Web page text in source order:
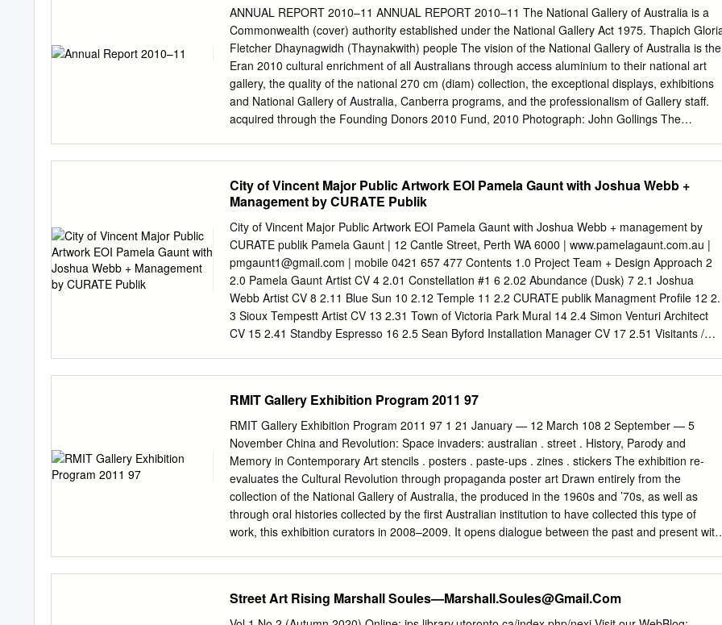
Daniel Mittmann, Lorena Cabrera, Rafo Vera, Fros, Rocío Céspedes, Kast, Kleina Mc, Leda
Sostoa, Legasy, Lonchi Romero, PrizPrazPruz, Mali, Lucas We, Eulo García, María Glausser,
Saturn, Rafael Scorza, Walter Souza, Eddy Graff, Vidal González, Yana Vallejo, Eloísa Vaello
Marco, Ruth Osorio. Agradecimientos a Patty Acuña, una de las fundadoras de la Casa de los
Payasos, quien con su luz sigue irradiando, a Yamil Ríos, referente de la cultura hip hop, por el
apoyo y colaboración y a Patricio Dobrée. Imagen de portada—Graffiti de Oz Montanía,
Fotografía de Xoan García Huguet. Impreso en ARTE NUEVO 1.000 Ejemplares Asunción, 17
ANNUAL REPORT 2010–11 ANNUAL REPORT 2010–11 The National Gallery of Australia is a
Commonwealth (cover) authority established under the National Gallery Act 1975. Thapich
Fletcher Dhaynagwidh (Thaynakwith) people The vision of the National Gallery of Australia is the
Eran 2010 cultural enrichment of all Australians through access aluminium to their national art
gallery, the quality of the national 270 cm (diam) collection, the exceptional displays, exhibitions
and National Gallery of Australia, Canberra programs, and the professionalism of Gallery staff.
acquired through the Founding Donors 2010 Fund, 2010 Photograph: John Gollings The
Gallery of Australia received 118.6 x 102 cm an appropriation from the Australian Government
National Gallery of Australia, Canberra totalling $50.373 million (including an equity injection
purchased with funds from the Ruth Robertson Bequest Fund, 2011 of $15.775 million for
development of the national in memory of Edwin Clive and Leila Jeanne Robertson collection
$2 million for the Stage 1 South Entrance and Australian Indigenous Galleries project), raised
$27.421 million, and employed 262 full‑time equivalent staff. © National Gallery of Australia 2011
ISSN 1323 5192 All rights reserved. No part of this publication can be reproduced or transmitted
in any form or by any means, electronic or mechanical, including photocopy, recording or any
information storage and retrieval system, without permission in writing from the publisher.
City of Vincent Major Public Artwork EOI Pamela Gaunt with Joshua Webb +
Management by CURATE Publik
City of Vincent Major Public Artwork EOI Pamela Gaunt with Joshua Webb + management by
CURATE publik Pamela Gaunt | 12 Cantle Street, Perth WA 6000 | www.pamelagaunt.com.au |
pmgaunt1@gmail.com | mobile 0421 657 477 Contents 1.0 Project Team + Design Approach 2
2.0 Pamela Gaunt Artist CV 4 2.01 Constellation #1 6 2.02 Abundance (Dusk) 7 2.1 Joshua
Webb Artist CV 8 2.11 Blue Sun 10 2.12 Temple 11 2.2 CURATE publik Managment Profile 12 2.
3 Sioux Tempestt Artist CV 13 2.31 Town of Victoria Park Mural 14 2.4 Simon Venturi Architect
CV 15 2.41 Standby Espresso 16 2.5 Sean Byford Installation Manager CV 17 2.51 Visitants /
with Joshua Webb Artist supported by CURATE publik project management. Collectively we seek
to achieve beautifully executed outcomes, embedded with a strong level of artistic integrity,
contribute to their context and often accommodate functional uses. We support merging public
art, public space and soft landscaping to generate integrated multidisciplinary outcomes. We
believe public art can play a role in building communities, encouraging connectivity and
promoting social interaction. It can stimulate the imagination, the act of story telling and provoke
ideas whilst also playing a role in establishing a strong sense of place. Pamela Gaunt’s practice
often explores surface and pattern while Joshua Webb’s practice commonly explores form and
RMIT Gallery Exhibition Program 2011 97
RMIT Gallery Exhibition Program 2011 97 1 21 January — 12 March 108 2 September — 5
November China and Revolution: Space invaders: australian . street . History, Parody and
Memory in Contemporary Art stencils . posters . paste-ups . zines . stickers The exhibition re-
evaluates the Cultural Revolution through propaganda poster art Drawn entirely from the
collection of the National Gallery of Australia, the produced in the 1960s and ’70s, as well as
through oral histories collected by the first Australian institution to have collected this type of
work, this exhibition curators in 2008–2009. It opens dialogue between the past and present with
messages to the Chinese masses. creativity, recognising street stencils, posters, paste-ups,
and stickers Curator Professor Stephanie Hemelryk Donald, Dean of the School of Media and as
Street Art Rising Marshall Soules—Marshall.Soules@Gmail.Com